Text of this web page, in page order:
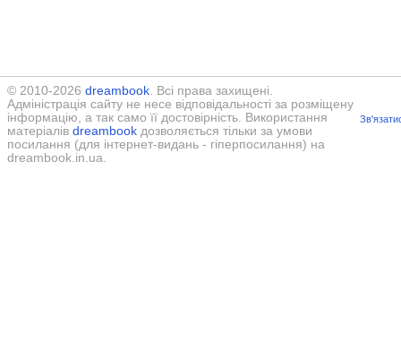
© 2010-2026 dreambook. Всі права захищені.
Адміністрація сайту не несе відповідальності за розміщену
інформацію, а так само її достовірність. Використання
матеріалів dreambook дозволяється тільки за умови
посилання (для інтернет-видань - гіперпосилання) на
dreambook.in.ua.